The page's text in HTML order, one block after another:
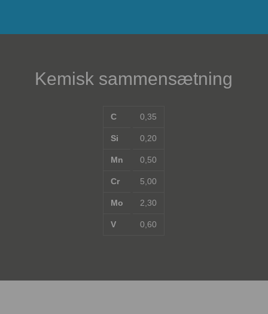
Kemisk sammensætning
C
Si
Mn
Cr
Mo
V
0,35
0,20
0,50
5,00
2,30
0,60